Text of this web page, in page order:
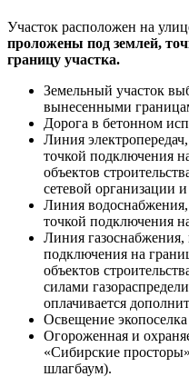
Участок расположен на
проложены под землей,
границу участка.
Земельный участок
вынесенными
Дорога в бетонном
Линия
точкой подключения
объектов
сетевой организации
Линия
точкой подключения
Линия газоснабжения,
подключения на
объектов
силами
оплачивается
Освещение экопоселка
Огороженная и
«Сибирские
шлагбаум).